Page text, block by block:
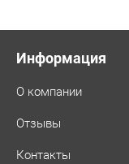
Информация
О компании
Отзывы
Контакты